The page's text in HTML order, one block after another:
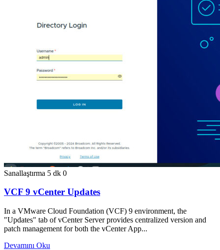
Sanallaştırma 5 dk 0
VCF 9 vCenter Updates
In a VMware Cloud Foundation (VCF) 9 environment, the
"Updates" tab of vCenter Server provides centralized version and
patch management for both the vCenter App...
Devamını Oku